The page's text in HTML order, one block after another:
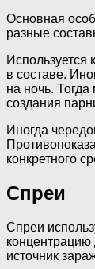
Основная
разные
Используется
в составе.
на ночь.
создания
Иногда
конкретного
Спреи
Спреи
концентрацию
источник